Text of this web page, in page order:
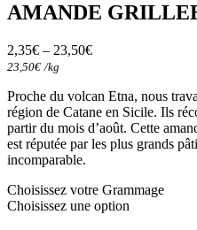
AMANDE
2,35€ – 23,50€
23,50€ /kg
Proche du volcan Etna, nous
région de Catane en Sicile. Ils
partir du mois d’août. Cette
est réputée par les plus grands
incomparable.
Choisissez votre Grammage
Choisissez une option